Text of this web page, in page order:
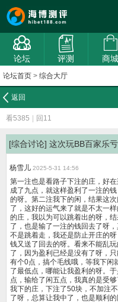
论坛 评测 商城
论坛首页 > 综合大厅
返回
看5385 回11
[综合讨论] 这次玩BB百家乐
杨雪儿 2025-5-31 14:56
第一注也是看路子下注的庄，好
成了九点，就这样盈利了一注的
的呀。第二注我下的闲，结果这
了，这好的运气来了就是不太一
的庄，我以为可以跳着出的呀，
了，也是输了一注的钱回去了呀
不是跳着走，我还是防止开庄的
钱又送了回去的呀。看来不能乱
了，因为盈利已经是没有了呀，
有个0点，搞个毛线哦，等我下闲
了最低点，哪能让我盈利的呀。
点，输给了闲五点，我真的是受
我下的庄，下注了50块，不加注
了呀，总算让我中了，也是顺利